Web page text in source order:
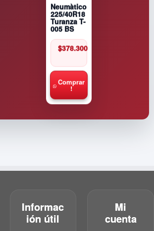
Neumàtico
225/40R18
Turanza T-
005 BS
$378.300
Comprar
!
Informac
ión útil
Mi
cuenta